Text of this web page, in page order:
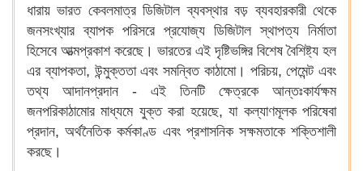
ধারায় ভারত কেবলমাত্র ডিজিটাল ব্যবস্থার বড় ব্যবহারকারী থেকে
জনসংখ্যার ব্যাপক পরিসরে প্রযোজ্য ডিজিটাল স্থাপত্য নির্মাতা
হিসেবে আত্মপ্রকাশ করেছে। ভারতের এই দৃষ্টিভঙ্গির বিশেষ বৈশিষ্ট্য হল
এর ব্যাপকতা, উন্মুক্ততা এবং সমন্বিত কাঠামো। পরিচয়, পেমেন্ট এবং
তথ্য আদানপ্রদান - এই তিনটি ক্ষেত্রকে আন্তঃকার্যক্ষম
জনপরিকাঠামোর মাধ্যমে যুক্ত করা হয়েছে, যা কল্যাণমূলক পরিষেবা
প্রদান, অর্থনৈতিক কর্মকাণ্ড এবং প্রশাসনিক সক্ষমতাকে শক্তিশালী
করছে।